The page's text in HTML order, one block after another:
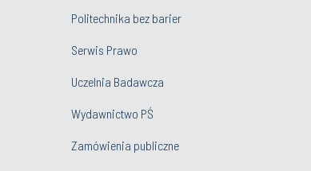
Politechnika bez barier
Serwis Prawo
Uczelnia Badawcza
Wydawnictwo PŚ
Zamówienia publiczne